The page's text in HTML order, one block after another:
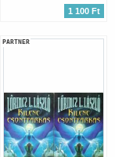
1 100 Ft
PARTNER